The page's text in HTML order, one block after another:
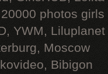
photos
YWM, Liluplanet
Moscow
Bibigon